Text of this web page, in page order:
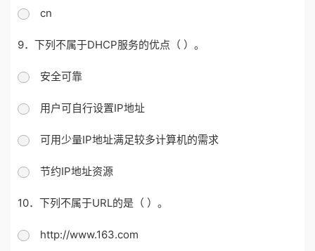
cn
9．下列不属于DHCP服务的优点（ ）。
安全可靠
用户可自行设置IP地址
可用少量IP地址满足较多计算机的需求
节约IP地址资源
10．下列不属于URL的是（ ）。
http://www.163.com